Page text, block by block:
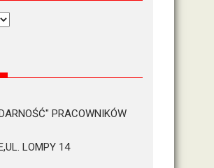
PRACOWNIKÓW
LOMPY 14